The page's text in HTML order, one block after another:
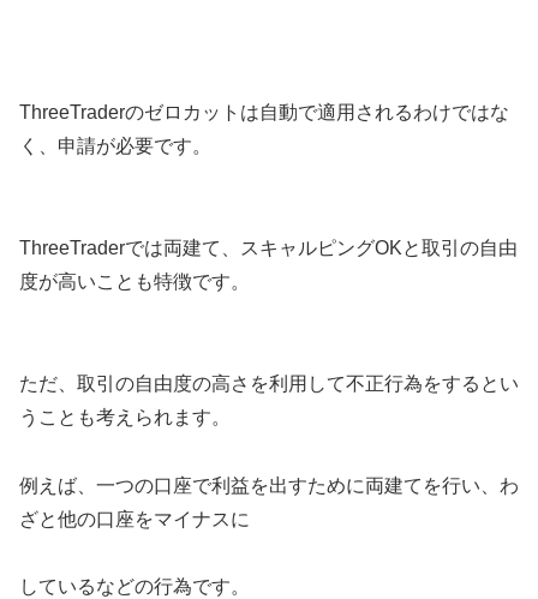
ThreeTraderのゼロカットは自動で適用されるわけではな
く、申請が必要です。
ThreeTraderでは両建て、スキャルピングOKと取引の自由
度が高いことも特徴です。
ただ、取引の自由度の高さを利用して不正行為をするとい
うことも考えられます。
例えば、一つの口座で利益を出すために両建てを行い、わ
ざと他の口座をマイナスに
しているなどの行為です。